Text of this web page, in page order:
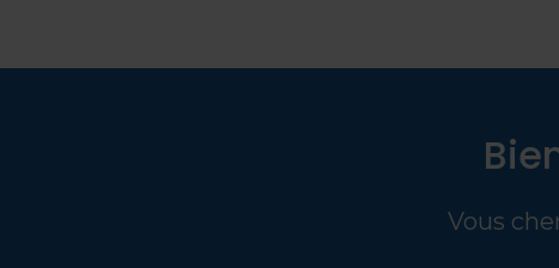
Vous